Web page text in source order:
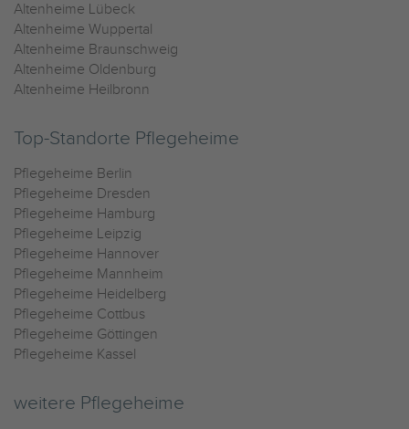
Altenheime Lübeck
Altenheime Wuppertal
Altenheime Braunschweig
Altenheime Oldenburg
Altenheime Heilbronn
Top-Standorte Pflegeheime
Pflegeheime Berlin
Pflegeheime Dresden
Pflegeheime Hamburg
Pflegeheime Leipzig
Pflegeheime Hannover
Pflegeheime Mannheim
Pflegeheime Heidelberg
Pflegeheime Cottbus
Pflegeheime Göttingen
Pflegeheime Kassel
weitere Pflegeheime